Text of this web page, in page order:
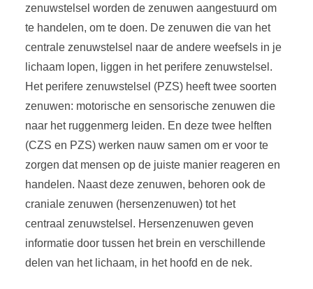
zenuwstelsel worden de zenuwen aangestuurd om
te handelen, om te doen. De zenuwen die van het
centrale zenuwstelsel naar de andere weefsels in je
lichaam lopen, liggen in het perifere zenuwstelsel.
Het perifere zenuwstelsel (PZS) heeft twee soorten
zenuwen: motorische en sensorische zenuwen die
naar het ruggenmerg leiden. En deze twee helften
(CZS en PZS) werken nauw samen om er voor te
zorgen dat mensen op de juiste manier reageren en
handelen. Naast deze zenuwen, behoren ook de
craniale zenuwen (hersenzenuwen) tot het
centraal zenuwstelsel. Hersenzenuwen geven
informatie door tussen het brein en verschillende
delen van het lichaam, in het hoofd en de nek.